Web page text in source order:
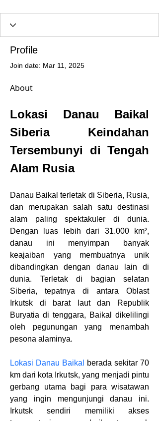
Profile
Join date: Mar 11, 2025
About
Lokasi Danau Baikal
Siberia Keindahan
Tersembunyi di Tengah
Alam Rusia
Danau Baikal terletak di Siberia, Rusia,
dan merupakan salah satu destinasi
alam paling spektakuler di dunia.
Dengan luas lebih dari 31.000 km²,
danau ini menyimpan banyak
keajaiban yang membuatnya unik
dibandingkan dengan danau lain di
dunia. Terletak di bagian selatan
Siberia, tepatnya di antara Oblast
Irkutsk di barat laut dan Republik
Buryatia di tenggara, Baikal dikelilingi
oleh pegunungan yang menambah
pesona alaminya.
Lokasi Danau Baikal
berada sekitar 70
km dari kota Irkutsk, yang menjadi pintu
gerbang utama bagi para wisatawan
yang ingin mengunjungi danau ini.
Irkutsk sendiri memiliki akses